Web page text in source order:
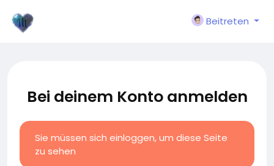
Beitreten
Bei deinem Konto anmelden
Sie müssen sich einloggen, um diese Seite
zu sehen